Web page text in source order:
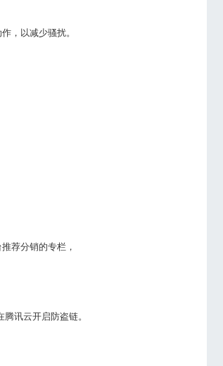
，以减少骚扰。
荐分销的专栏，
讯云开启防盗链。